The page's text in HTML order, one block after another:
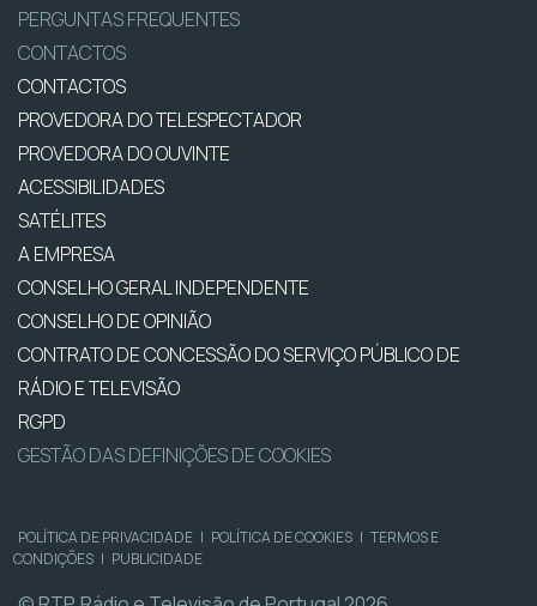
PERGUNTAS FREQUENTES
CONTACTOS
CONTACTOS
PROVEDORA DO TELESPECTADOR
PROVEDORA DO OUVINTE
ACESSIBILIDADES
SATÉLITES
A EMPRESA
CONSELHO GERAL INDEPENDENTE
CONSELHO DE OPINIÃO
CONTRATO DE CONCESSÃO DO SERVIÇO PÚBLICO DE
RÁDIO E TELEVISÃO
RGPD
GESTÃO DAS DEFINIÇÕES DE COOKIES
POLÍTICA DE PRIVACIDADE | POLÍTICA DE COOKIES | TERMOS E
CONDIÇÕES | PUBLICIDADE